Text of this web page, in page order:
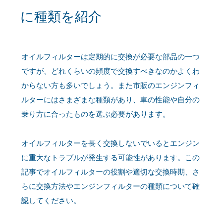
に種類を紹介
オイルフィルターは定期的に交換が必要な部品の一つ
ですが、どれくらいの頻度で交換すべきなのかよくわ
からない方も多いでしょう。また市販のエンジンフィ
ルターにはさまざまな種類があり、車の性能や自分の
乗り方に合ったものを選ぶ必要があります。
オイルフィルターを長く交換しないでいるとエンジン
に重大なトラブルが発生する可能性があります。この
記事でオイルフィルターの役割や適切な交換時期、さ
らに交換方法やエンジンフィルターの種類について確
認してください。